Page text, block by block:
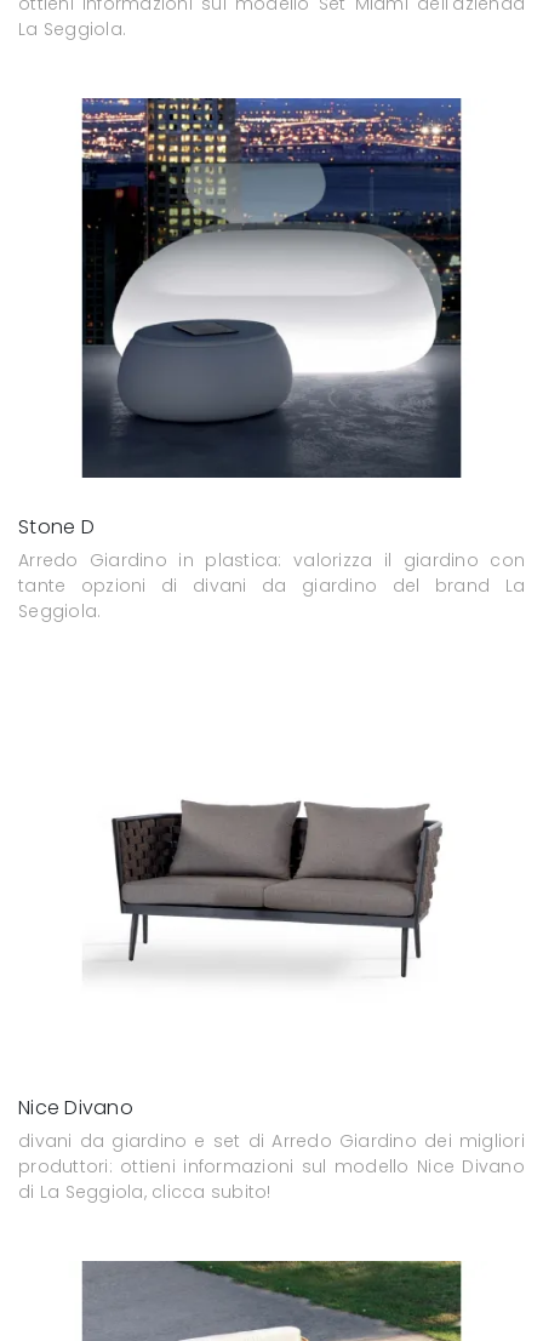
La Seggiola.
Stone D
Arredo Giardino in plastica: valorizza il giardino con
tante opzioni di divani da giardino del brand La
Seggiola.
Nice Divano
divani da giardino e set di Arredo Giardino dei migliori
produttori: ottieni informazioni sul modello Nice Divano
di La Seggiola, clicca subito!